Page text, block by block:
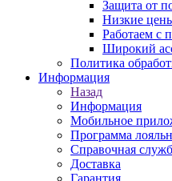
Защита от
Низкие
Работаем с
Широкий
Политика
Информация
Назад
Информация
Мобильное
Программа
Справочная
Доставка
Гарантия